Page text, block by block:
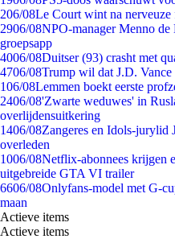
206/08Le Court wint na nerveuze
2906/08NPO-manager Menno de
groepsapp
4006/08Duitser (93) crasht met
4706/08Trump wil dat J.D.
106/08Lemmen boekt eerste
2406/08'Zwarte weduwes' in
overlijdensuitkering
1406/08Zangeres en Idols-jurylid
overleden
1006/08Netflix-abonnees krijgen
uitgebreide GTA VI trailer
6606/08Onlyfans-model met G-
maan
Actieve items
Actieve items